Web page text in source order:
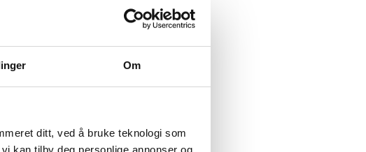
Om
ditt, ved å bruke teknologi som
kan tilby deg personlige annonser og